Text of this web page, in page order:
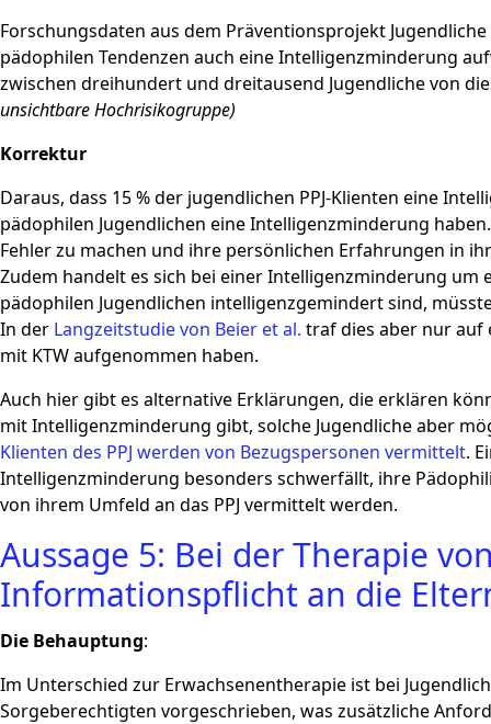
Forschungsdaten aus dem Präventionsprojekt
pädophilen Tendenzen auch eine Intelligenzminderung
zwischen dreihundert und dreitausend Jugendliche von
unsichtbare Hochrisikogruppe)
Korrektur
Daraus, dass 15 % der jugendlichen PPJ-Klienten eine
pädophilen Jugendlichen eine Intelligenzminderung
Fehler zu machen und ihre persönlichen Erfahrungen in
Zudem handelt es sich bei einer Intelligenzminderung um
pädophilen Jugendlichen intelligenzgemindert sind,
In der Langzeitstudie von Beier et al. traf dies aber nur auf
mit KTW aufgenommen haben.
Auch hier gibt es alternative Erklärungen, die erklären
mit Intelligenzminderung gibt, solche Jugendliche aber
Klienten des PPJ werden von Bezugspersonen vermittelt.
Intelligenzminderung besonders schwerfällt, ihre
von ihrem Umfeld an das PPJ vermittelt werden.
Aussage 5: Bei der Therapie
Informationspflicht an die
Die Behauptung:
Im Unterschied zur Erwachsenentherapie ist bei
Sorgeberechtigten vorgeschrieben, was zusätzliche